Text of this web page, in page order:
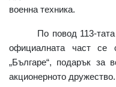
военна техника.
По повод 113-
официалната част се
„Българе“, подарък за
акционерното дружество.